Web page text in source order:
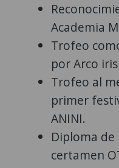
Academia
Trofeo
por Arco
Trofeo al
primer
ANINI.
Diploma
certamen